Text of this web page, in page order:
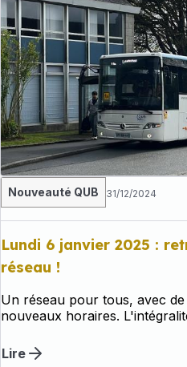
Nouveauté QUB 31/12/2024
Lundi 6 janvier 2025 : retrouvez votre nouveau
réseau !
Un réseau pour tous, avec
nouveaux horaires.
Lire